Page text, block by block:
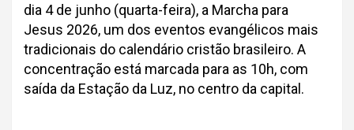
dia 4 de junho (quarta-feira), a Marcha para
Jesus 2026, um dos eventos evangélicos mais
tradicionais do calendário cristão brasileiro. A
concentração está marcada para as 10h, com
saída da Estação da Luz, no centro da capital.